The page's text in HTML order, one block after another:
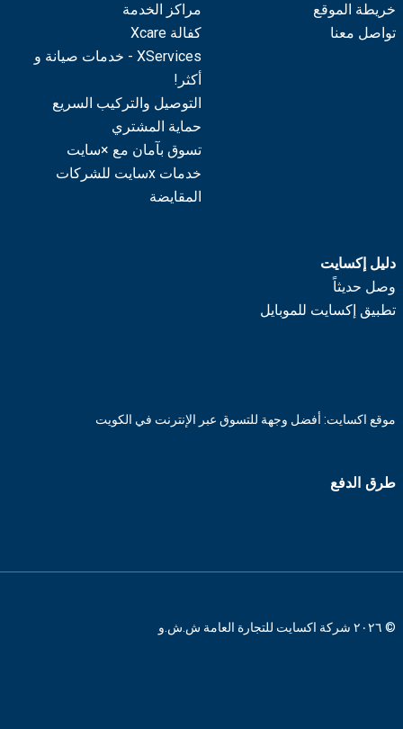
خريطة الموقع
تواصل معنا
مراكز الخدمة
كفالة Xcare
XServices - خدمات صيانة و
أكثر!
التوصيل والتركيب السريع
حماية المشتري
تسوق بآمان مع ×سايت
خدمات xسايت للشركات
المقايضة
دليل إكسايت
وصل حديثاً
تطبيق إكسايت للموبايل
موقع اكسايت: أفضل وجهة للتسوق عبر الإنترنت في الكويت
طرق الدفع
© ٢٠٢٦ شركة اكسايت للتجارة العامة ش.ش.و